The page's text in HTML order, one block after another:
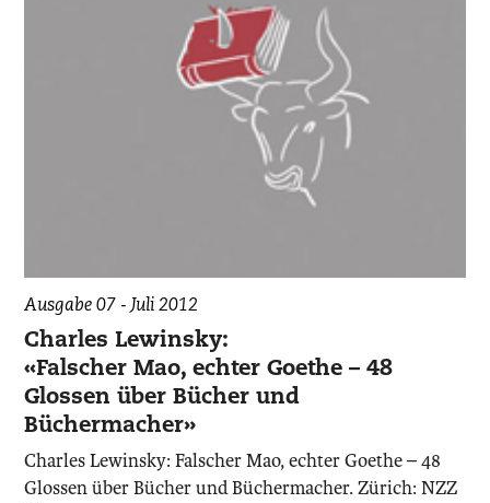
Ausgabe 07 - Juli 2012
Charles Lewinsky:
«Falscher Mao, echter Goethe – 48
Glossen über Bücher und
Büchermacher»
Charles Lewinsky: Falscher Mao, echter Goethe – 48
Glossen über Bücher und Büchermacher. Zürich: NZZ